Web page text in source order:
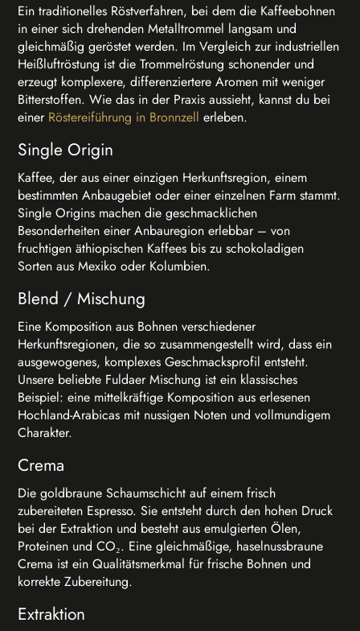
Ein traditionelles Röstverfahren, bei dem die Kaffeebohnen
in einer sich drehenden Metalltrommel langsam und
gleichmäßig geröstet werden. Im Vergleich zur industriellen
Heißluftröstung ist die Trommelröstung schonender und
erzeugt komplexere, differenziertere Aromen mit weniger
Bitterstoffen. Wie das in der Praxis aussieht, kannst du bei
einer Röstereiführung in Bronnzell erleben.
Single Origin
Kaffee, der aus einer einzigen Herkunftsregion, einem
bestimmten Anbaugebiet oder einer einzelnen Farm stammt.
Single Origins machen die geschmacklichen
Besonderheiten einer Anbauregion erlebbar – von
fruchtigen äthiopischen Kaffees bis zu schokoladigen
Sorten aus Mexiko oder Kolumbien.
Blend / Mischung
Eine Komposition aus Bohnen verschiedener
Herkunftsregionen, die so zusammengestellt wird, dass ein
ausgewogenes, komplexes Geschmacksprofil entsteht.
Unsere beliebte Fuldaer Mischung ist ein klassisches
Beispiel: eine mittelkräftige Komposition aus erlesenen
Hochland-Arabicas mit nussigen Noten und vollmundigem
Charakter.
Crema
Die goldbraune Schaumschicht auf einem frisch
zubereiteten Espresso. Sie entsteht durch den hohen Druck
bei der Extraktion und besteht aus emulgierten Ölen,
Proteinen und CO₂. Eine gleichmäßige, haselnussbraune
Crema ist ein Qualitätsmerkmal für frische Bohnen und
korrekte Zubereitung.
Extraktion